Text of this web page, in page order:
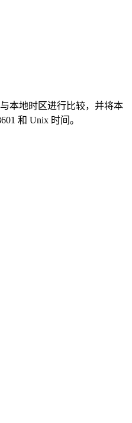
本地时区进行比较，并将本
和 Unix 时间。